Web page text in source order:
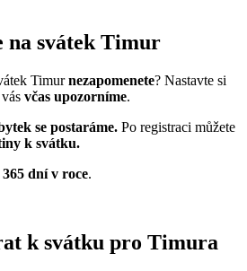
na svátek Timur
Timurnezapomenete? Nastavte si
včas upozorníme.
se postaráme. Po registraci můžete
k svátku.
dní v roce.
k svátku pro Timura